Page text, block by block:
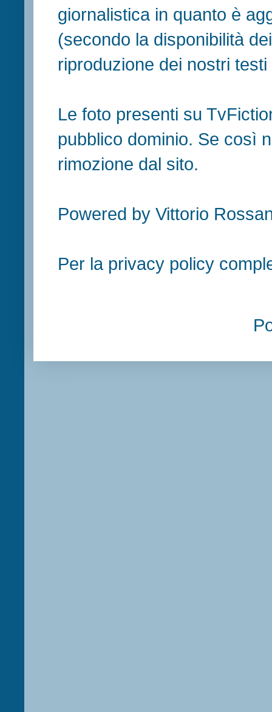
giornalistica in quanto è
(secondo la disponibilità
riproduzione dei nostri
Le foto presenti su
pubblico dominio. Se così
rimozione dal sito.
Powered by Vittorio
Per la privacy policy